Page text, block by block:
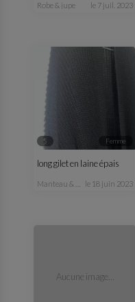
robe & jupe le 7 juil. 2023
S femme
long gilet en laine épais
manteau & veste le 18 juin 2023
Aucune image...